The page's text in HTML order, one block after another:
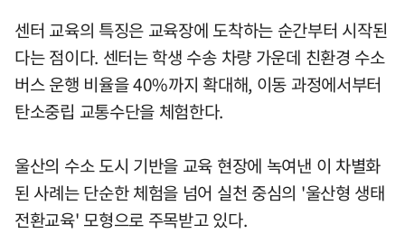
센터 교육의 특징은 교육장에 도착하는 순간부터 시작된
다는 점이다. 센터는 학생 수송 차량 가운데 친환경 수소
버스 운행 비율을 40%까지 확대해, 이동 과정에서부터
탄소중립 교통수단을 체험한다.
울산의 수소 도시 기반을 교육 현장에 녹여낸 이 차별화
된 사례는 단순한 체험을 넘어 실천 중심의 '울산형 생태
전환교육' 모형으로 주목받고 있다.